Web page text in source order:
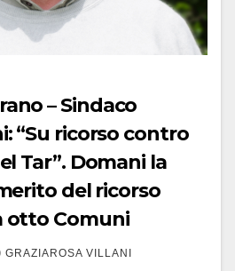
– Sindaco
“Su ricorso contro
Tar”. Domani la
del ricorso
otto Comuni
GRAZIAROSA VILLANI